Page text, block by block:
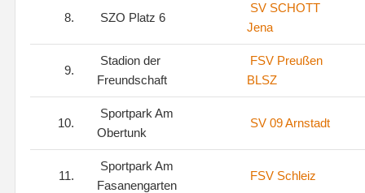
8. SZO Platz 6
SV SCHOTT
Jena
9.
Stadion der
Freundschaft
FSV Preußen
BLSZ
10.
Sportpark Am
Obertunk
SV 09 Arnstadt
11.
Sportpark Am
Fasanengarten
FSV Schleiz